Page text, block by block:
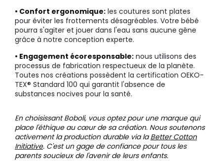
• Confort ergonomique: les coutures sont plates
pour éviter les frottements désagréables. Votre bébé
pourra s'agiter et jouer dans l'eau sans aucune gêne
grâce à notre conception experte.
• Engagement écoresponsable: nous utilisons des
processus de fabrication respectueux de la planète.
Toutes nos créations possèdent la certification OEKO-
TEX® Standard 100 qui garantit l'absence de
substances nocives pour la santé.
En choisissant Boboli, vous optez pour une marque qui
place l'éthique au cœur de sa création. Nous soutenons
activement la production durable via laBetter Cotton
Initiative. C'est un gage de confiance pour tous les
parents soucieux de l'avenir de leurs enfants.